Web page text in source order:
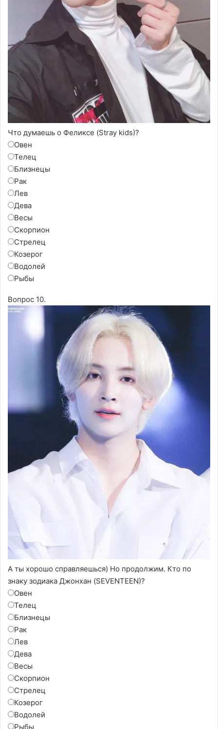
Что думаешь о Феликсе (Stray kids)?
Овен
Телец
Близнецы
Рак
Лев
Дева
Весы
Скорпион
Стрелец
Козерог
Водолей
Рыбы
Вопрос 10.
А ты хорошо справляешься) Но продолжим. Кто по
знаку зодиака Джонхан (SEVENTEEN)?
Овен
Телец
Близнецы
Рак
Лев
Дева
Весы
Скорпион
Стрелец
Козерог
Водолей
Рыбы